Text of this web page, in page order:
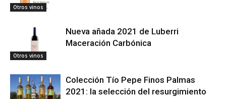
Otros vinos
Otros vinos
Nueva añada 2021 de Luberri
Maceración Carbónica
Colección Tío Pepe Finos Palmas
2021: la selección del resurgimiento